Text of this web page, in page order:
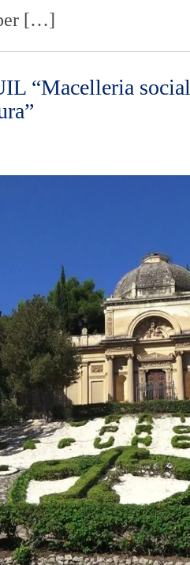
[…]
“Macelleria